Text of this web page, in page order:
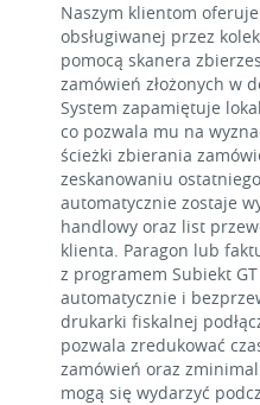
Naszym klientom
obsługiwanej przez
pomocą skanera
zamówień złożonych w
System zapamiętuje
co pozwala mu na
ścieżki zbierania
zeskanowaniu
automatycznie zostaje
handlowy oraz list
klienta. Paragon lub
z programem Subiekt
automatycznie i
drukarki fiskalnej
pozwala zredukować
zamówień oraz
mogą się wydarzyć